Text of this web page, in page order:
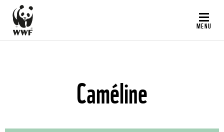
contenu
principal
MENU
Caméline